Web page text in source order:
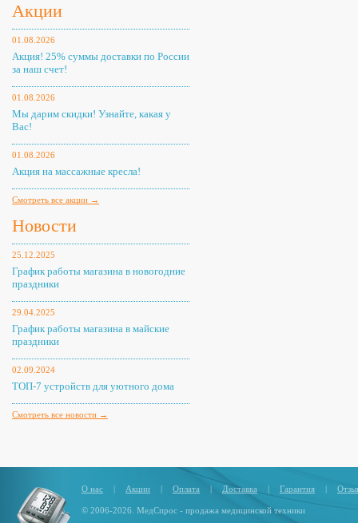
Акции
01.08.2026
Акция! 25% суммы доставки по России
за наш счет!
01.08.2026
Мы дарим скидки! Узнайте, какая у
Вас!
01.08.2026
Акция на массажные кресла!
Смотреть все акции →
Новости
25.12.2025
График работы магазина в новогодние
праздники
29.04.2025
График работы магазина в майские
праздники
02.09.2024
ТОП-7 устройств для уютного дома
Смотреть все новости →
О нас | Акции | Оплата | Доставка | Гарантия |
© 2006-2026. МедСпрос - продажа медицинской техники